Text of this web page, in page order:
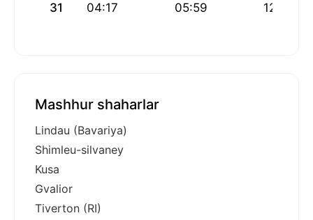
31 04:17 05:59 12:36
Mashhur shaharlar
Lindau (Bavariya)
Shimleu-silvaney
Kusa
Gvalior
Tiverton (RI)